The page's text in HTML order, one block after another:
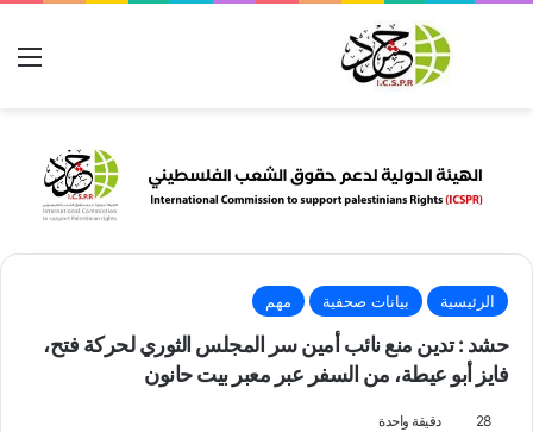
بحث عن
الرئيسية بيانات صحفية مهم
حشد : تدين منع نائب أمين سر المجلس الثوري لحركة فتح،
فايز أبو عيطة، من السفر عبر معبر بيت حانون
28 دقيقة واحدة